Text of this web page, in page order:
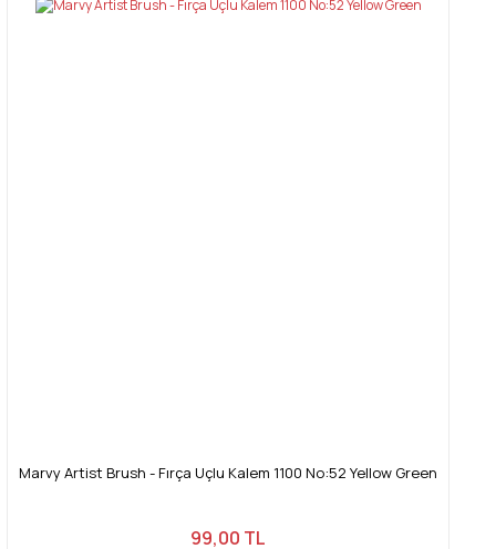
Marvy Artist Brush - Fırça Uçlu Kalem 1100 No:52 Yellow Green
99,00 TL